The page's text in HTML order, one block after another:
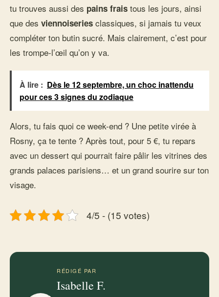
tu trouves aussi des pains frais tous les jours, ainsi
que des viennoiseries classiques, si jamais tu veux
compléter ton butin sucré. Mais clairement, c’est pour
les trompe-l’œil qu’on y va.
À lire : Dès le 12 septembre, un choc inattendu
pour ces 3 signes du zodiaque
Alors, tu fais quoi ce week-end ? Une petite virée à
Rosny, ça te tente ? Après tout, pour 5 €, tu repars
avec un dessert qui pourrait faire pâlir les vitrines des
grands palaces parisiens… et un grand sourire sur ton
visage.
4/5 - (15 votes)
RÉDIGÉ PAR
Isabelle F.